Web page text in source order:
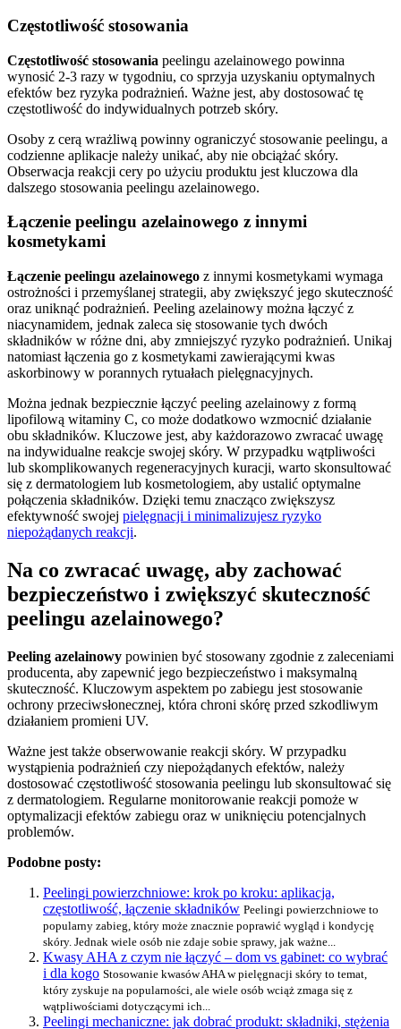
Częstotliwość stosowania
Częstotliwość stosowania peelingu azelainowego powinna
wynosić 2-3 razy w tygodniu, co sprzyja uzyskaniu optymalnych
efektów bez ryzyka podrażnień. Ważne jest, aby dostosować tę
częstotliwość do indywidualnych potrzeb skóry.
Osoby z cerą wrażliwą powinny ograniczyć stosowanie peelingu, a
codzienne aplikacje należy unikać, aby nie obciążać skóry.
Obserwacja reakcji cery po użyciu produktu jest kluczowa dla
dalszego stosowania peelingu azelainowego.
Łączenie peelingu azelainowego z innymi
kosmetykami
Łączenie peelingu azelainowego z innymi kosmetykami wymaga
ostrożności i przemyślanej strategii, aby zwiększyć jego skuteczność
oraz uniknąć podrażnień. Peeling azelainowy można łączyć z
niacynamidem, jednak zaleca się stosowanie tych dwóch
składników w różne dni, aby zmniejszyć ryzyko podrażnień. Unikaj
natomiast łączenia go z kosmetykami zawierającymi kwas
askorbinowy w porannych rytuałach pielęgnacyjnych.
Można jednak bezpiecznie łączyć peeling azelainowy z formą
lipofilową witaminy C, co może dodatkowo wzmocnić działanie
obu składników. Kluczowe jest, aby każdorazowo zwracać uwagę
na indywidualne reakcje swojej skóry. W przypadku wątpliwości
lub skomplikowanych regeneracyjnych kuracji, warto skonsultować
się z dermatologiem lub kosmetologiem, aby ustalić optymalne
połączenia składników. Dzięki temu znacząco zwiększysz
efektywność swojej pielęgnacji i minimalizujesz ryzyko
niepożądanych reakcji.
Na co zwracać uwagę, aby zachować
bezpieczeństwo i zwiększyć skuteczność
peelingu azelainowego?
Peeling azelainowy powinien być stosowany zgodnie z zaleceniami
producenta, aby zapewnić jego bezpieczeństwo i maksymalną
skuteczność. Kluczowym aspektem po zabiegu jest stosowanie
ochrony przeciwsłonecznej, która chroni skórę przed szkodliwym
działaniem promieni UV.
Ważne jest także obserwowanie reakcji skóry. W przypadku
wystąpienia podrażnień czy niepożądanych efektów, należy
dostosować częstotliwość stosowania peelingu lub skonsultować się
z dermatologiem. Regularne monitorowanie reakcji pomoże w
optymalizacji efektów zabiegu oraz w uniknięciu potencjalnych
problemów.
Podobne posty:
Peelingi powierzchniowe: krok po kroku: aplikacja,
częstotliwość, łączenie składników Peelingi powierzchniowe to
popularny zabieg, który może znacznie poprawić wygląd i kondycję
skóry. Jednak wiele osób nie zdaje sobie sprawy, jak ważne...
Kwasy AHA z czym nie łączyć – dom vs gabinet: co wybrać
i dla kogo Stosowanie kwasów AHA w pielęgnacji skóry to temat,
który zyskuje na popularności, ale wiele osób wciąż zmaga się z
wątpliwościami dotyczącymi ich...
Peelingi mechaniczne: jak dobrać produkt: składniki, stężenia